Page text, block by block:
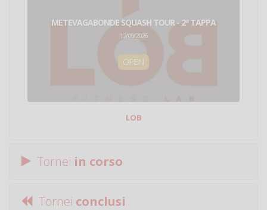
METEVAGABONDE SQUASH TOUR - 2ª TAPPA
12/09/2026
OPEN
LOB
Tornei in corso
Tornei conclusi